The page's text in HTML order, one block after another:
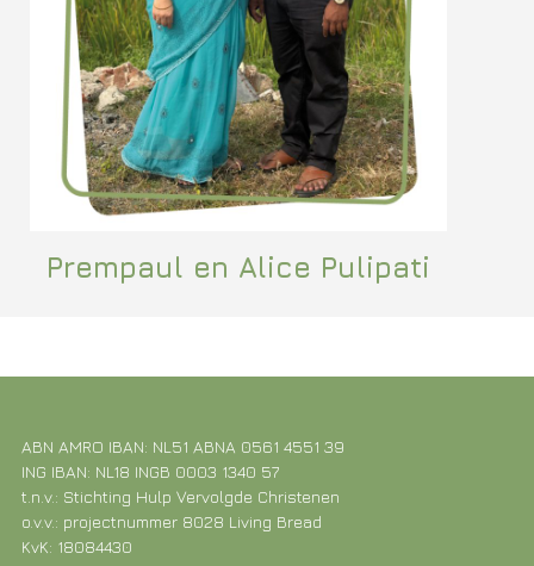
Prempaul en Alice Pulipati
ABN AMRO IBAN: NL51 ABNA 0561 4551 39
ING IBAN: NL18 INGB 0003 1340 57
t.n.v.: Stichting Hulp Vervolgde Christenen
o.v.v.: projectnummer 8028 Living Bread
KvK: 18084430